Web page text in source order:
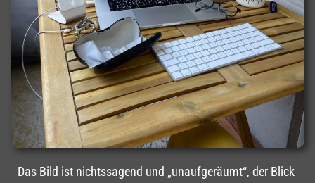
Das Bild ist nichtssagend und „unaufgeräumt“, der Blick